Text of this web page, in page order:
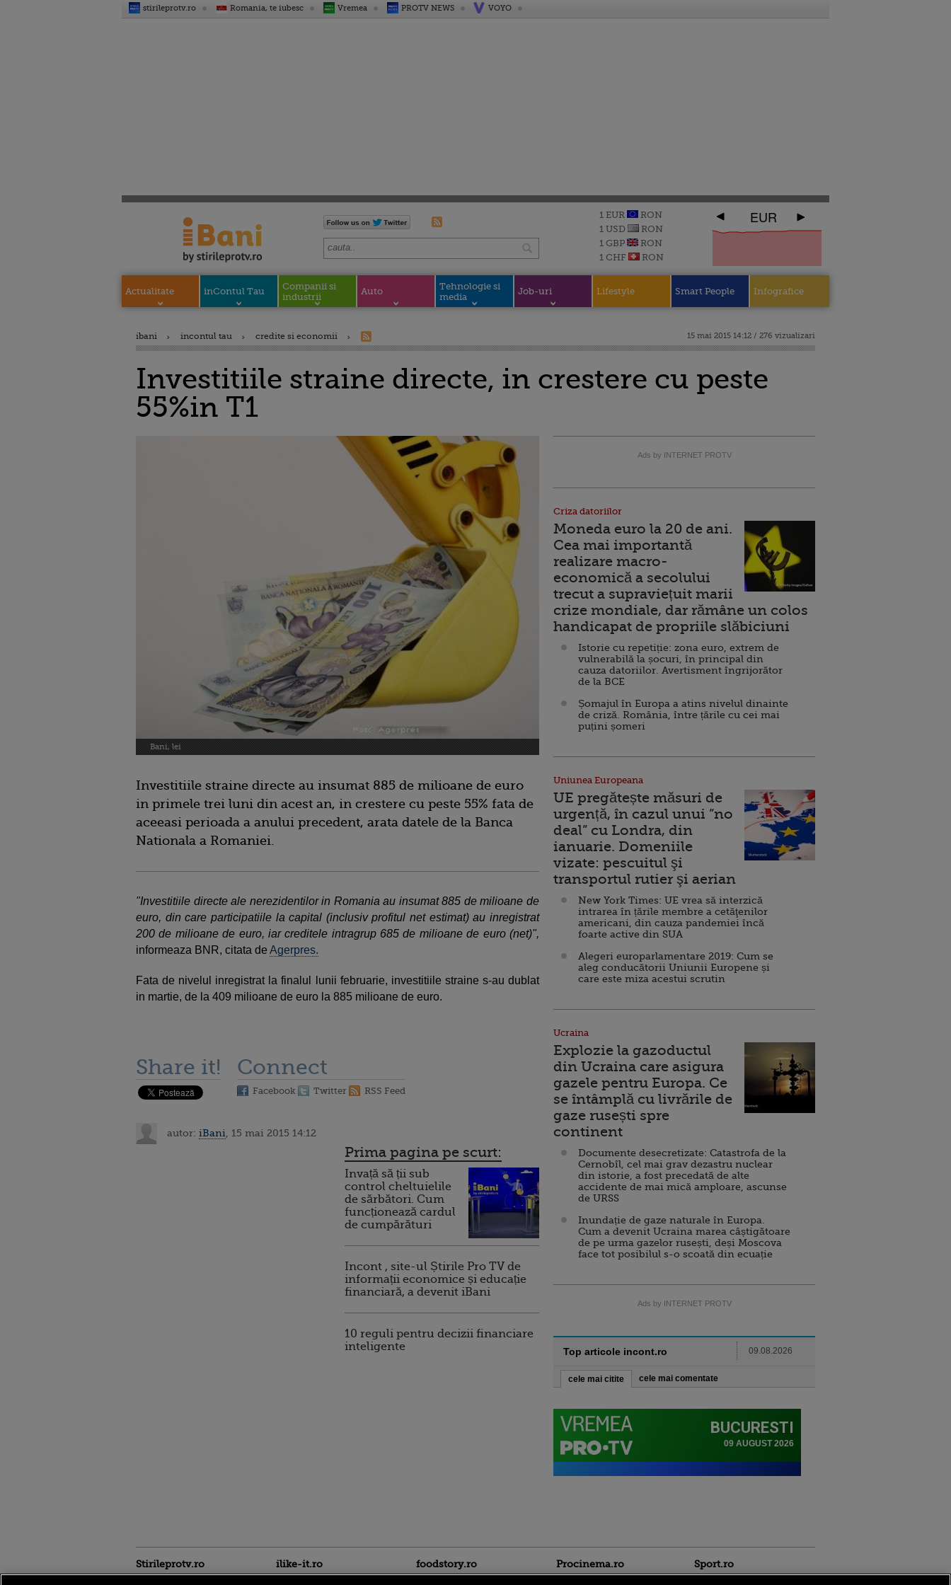
stirileprotv.ro Romania, te iubesc Vremea PROTV NEWS VOYO
1 EUR
RON
1 USD
RON
1 GBP
RON
1 CHF
RON
EUR
Actualitate inContul Tau
Companii si
industrii
Auto
Tehnologie si
media
Job-uri Lifestyle Smart People Infografice
ibani incontul tau credite si economii 15 mai 2015 14:12 / 276 vizualizari
Investitiile straine directe, in crestere cu peste
55%in T1
Bani, lei
Investitiile straine directe au insumat 885 de milioane de euro
in primele trei luni din acest an, in crestere cu peste 55% fata de
aceeasi perioada a anului precedent, arata datele de la Banca
Nationala a Romaniei.
"Investitiile directe ale nerezidentilor in Romania au insumat 885 de milioane de
euro, din care participatiile la capital (inclusiv profitul net estimat) au inregistrat
200 de milioane de euro, iar creditele intragrup 685 de milioane de euro (net)",
informeaza BNR, citata de Agerpres.
Fata de nivelul inregistrat la finalul lunii februarie, investitiile straine s-au dublat
in martie, de la 409 milioane de euro la 885 milioane de euro.
Share it! Connect
Facebook Twitter RSS Feed
autor: iBani , 15 mai 2015 14:12
Prima pagina pe scurt:
Invață să ții sub
control cheltuielile
de sărbători. Cum
funcționează cardul
de cumpărături
Incont , site-ul Știrile Pro TV de
informații economice și educație
financiară, a devenit iBani
10 reguli pentru decizii financiare
inteligente
Ads by INTERNET PROTV
Criza datoriilor
Moneda euro la 20 de ani.
Cea mai importantă
realizare macro-
economică a secolului
trecut a supraviețuit marii
crize mondiale, dar rămâne un colos
handicapat de propriile slăbiciuni
Istorie cu repetiție: zona euro, extrem de
vulnerabilă la șocuri, în principal din
cauza datoriilor. Avertisment îngrijorător
de la BCE
Șomajul în Europa a atins nivelul dinainte
de criză. România, între țările cu cei mai
puțini șomeri
Uniunea Europeana
UE pregătește măsuri de
urgență, în cazul unui ”no
deal” cu Londra, din
ianuarie. Domeniile
vizate: pescuitul şi
transportul rutier şi aerian
New York Times: UE vrea să interzică
intrarea în țările membre a cetăţenilor
americani, din cauza pandemiei încă
foarte active din SUA
Alegeri europarlamentare 2019: Cum se
aleg conducătorii Uniunii Europene și
care este miza acestui scrutin
Ucraina
Explozie la gazoductul
din Ucraina care asigura
gazele pentru Europa. Ce
se întâmplă cu livrările de
gaze rusești spre
continent
Documente desecretizate: Catastrofa de la
Cernobîl, cel mai grav dezastru nuclear
din istorie, a fost precedată de alte
accidente de mai mică amploare, ascunse
de URSS
Inundație de gaze naturale în Europa.
Cum a devenit Ucraina marea câștigătoare
de pe urma gazelor rusești, deși Moscova
face tot posibilul s-o scoată din ecuație
Ads by INTERNET PROTV
Top articole incont.ro 09.08.2026
cele mai citite cele mai comentate
Stirileprotv.ro ilike-it.ro foodstory.ro Procinema.ro Sport.ro